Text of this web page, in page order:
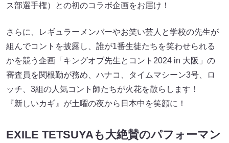
ス部選手権）との初のコラボ企画をお届け！
さらに、レギュラーメンバーやお笑い芸人と学校の先生が
組んでコントを披露し、誰が1番生徒たちを笑わせられる
かを競う企画「キングオブ先生とコント2024 in 大阪」の
審査員を関根勤が務め、ハナコ、タイムマシーン3号、ロ
ッチ、3組の人気コント師たちが火花を散らします！
『新しいカギ』が土曜の夜から日本中を笑顔に！
EXILE TETSUYAも大絶賛のパフォーマン